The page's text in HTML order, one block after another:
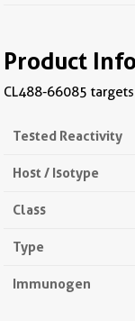
Product
CL488-66085
Tested Reactivity
Host / Isotype
Class
Type
Immunogen